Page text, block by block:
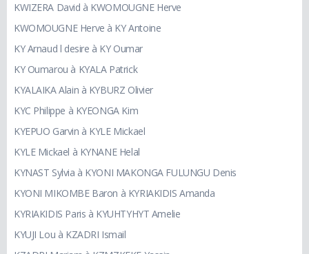
KWIZERA David à KWOMOUGNE Herve
KWOMOUGNE Herve à KY Antoine
KY Arnaud l desire à KY Oumar
KY Oumarou à KYALA Patrick
KYALAIKA Alain à KYBURZ Olivier
KYC Philippe à KYEONGA Kim
KYEPUO Garvin à KYLE Mickael
KYLE Mickael à KYNANE Helal
KYNAST Sylvia à KYONI MAKONGA FULUNGU Denis
KYONI MIKOMBE Baron à KYRIAKIDIS Amanda
KYRIAKIDIS Paris à KYUHTYHYT Amelie
KYUJI Lou à KZADRI Ismail